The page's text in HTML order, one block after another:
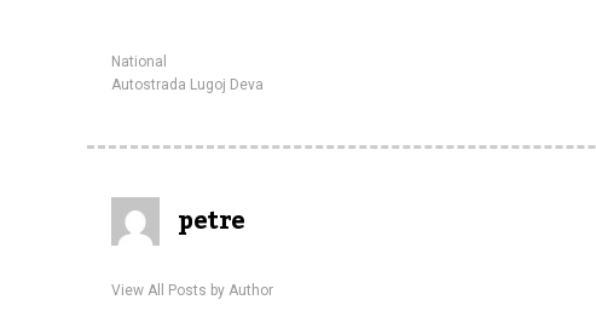
National
Autostrada Lugoj Deva
petre
View All Posts by Author